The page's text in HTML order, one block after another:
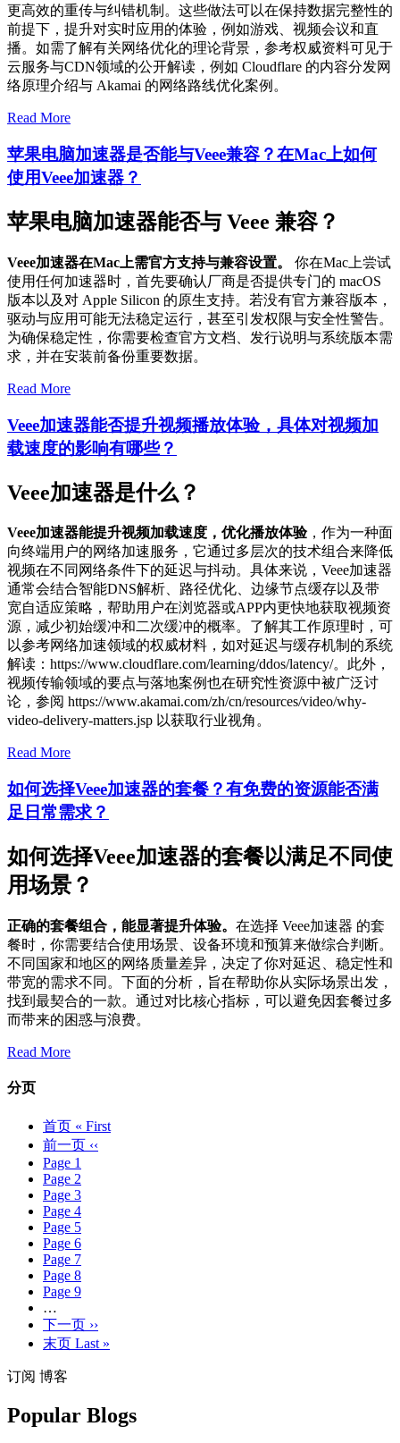
更高效的重传与纠错机制。这些做法可以在保持数据完整性的
前提下，提升对实时应用的体验，例如游戏、视频会议和直
播。如需了解有关网络优化的理论背景，参考权威资料可见于
云服务与CDN领域的公开解读，例如 Cloudflare 的内容分发网
络原理介绍与 Akamai 的网络路线优化案例。
Read More
苹果电脑加速器是否能与Veee兼容？在Mac上如何
使用Veee加速器？
苹果电脑加速器能否与 Veee 兼容？
Veee加速器在Mac上需官方支持与兼容设置。
你在Mac上尝试
使用任何加速器时，首先要确认厂商是否提供专门的 macOS
版本以及对 Apple Silicon 的原生支持。若没有官方兼容版本，
驱动与应用可能无法稳定运行，甚至引发权限与安全性警告。
为确保稳定性，你需要检查官方文档、发行说明与系统版本需
求，并在安装前备份重要数据。
Read More
Veee加速器能否提升视频播放体验，具体对视频加
载速度的影响有哪些？
Veee加速器是什么？
Veee加速器能提升视频加载速度，优化播放体验，作为一种面
向终端用户的网络加速服务，它通过多层次的技术组合来降低
视频在不同网络条件下的延迟与抖动。具体来说，Veee加速器
通常会结合智能DNS解析、路径优化、边缘节点缓存以及带
宽自适应策略，帮助用户在浏览器或APP内更快地获取视频资
源，减少初始缓冲和二次缓冲的概率。了解其工作原理时，可
以参考网络加速领域的权威材料，如对延迟与缓存机制的系统
解读：https://www.cloudflare.com/learning/ddos/latency/。此外，
视频传输领域的要点与落地案例也在研究性资源中被广泛讨
论，参阅 https://www.akamai.com/zh/cn/resources/video/why-
video-delivery-matters.jsp 以获取行业视角。
Read More
如何选择Veee加速器的套餐？有免费的资源能否满
足日常需求？
如何选择Veee加速器的套餐以满足不同使
用场景？
正确的套餐组合，能显著提升体验。 在选择 Veee加速器 的套
餐时，你需要结合使用场景、设备环境和预算来做综合判断。
不同国家和地区的网络质量差异，决定了你对延迟、稳定性和
带宽的需求不同。下面的分析，旨在帮助你从实际场景出发，
找到最契合的一款。通过对比核心指标，可以避免因套餐过多
而带来的困惑与浪费。
Read More
分页
首页 « First
前一页 ‹‹
Page 1
Page 2
Page 3
Page 4
Page 5
Page 6
Page 7
Page 8
Page 9
…
下一页 ››
末页 Last »
订阅 博客
Popular Blogs